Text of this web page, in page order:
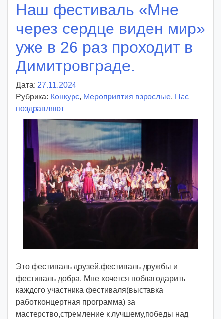
Наш фестиваль «Мне
через сердце виден мир»
уже в 26 раз проходит в
Димитровграде.
Дата: 27.11.2024
в
о
:
v
o
d
d
Рубрика: Конкурс, Мероприятия взрослые, Нас
поздравляют
Это фестиваль друзей,фестиваль дружбы и
фестиваль добра. Мне хочется поблагодарить
каждого участника фестиваля(выставка
работ,концертная программа) за
мастерство,стремление к лучшему,победы над